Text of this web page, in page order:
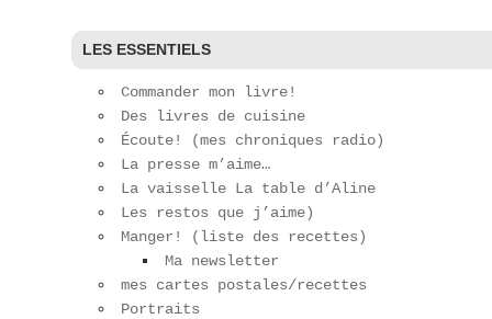
LES ESSENTIELS
Commander mon livre!
Des livres de cuisine
Écoute! (mes chroniques radio)
La presse m’aime…
La vaisselle La table d’Aline
Les restos que j’aime)
Manger! (liste des recettes)
Ma newsletter
mes cartes postales/recettes
Portraits